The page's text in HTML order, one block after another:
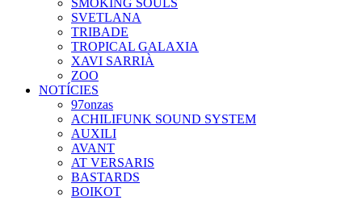
SMOKING SOULS
SVETLANA
TRIBADE
TROPICAL GALAXIA
XAVI SARRIÀ
ZOO
NOTÍCIES
97onzas
ACHILIFUNK SOUND SYSTEM
AUXILI
AVANT
AT VERSARIS
BASTARDS
BOIKOT